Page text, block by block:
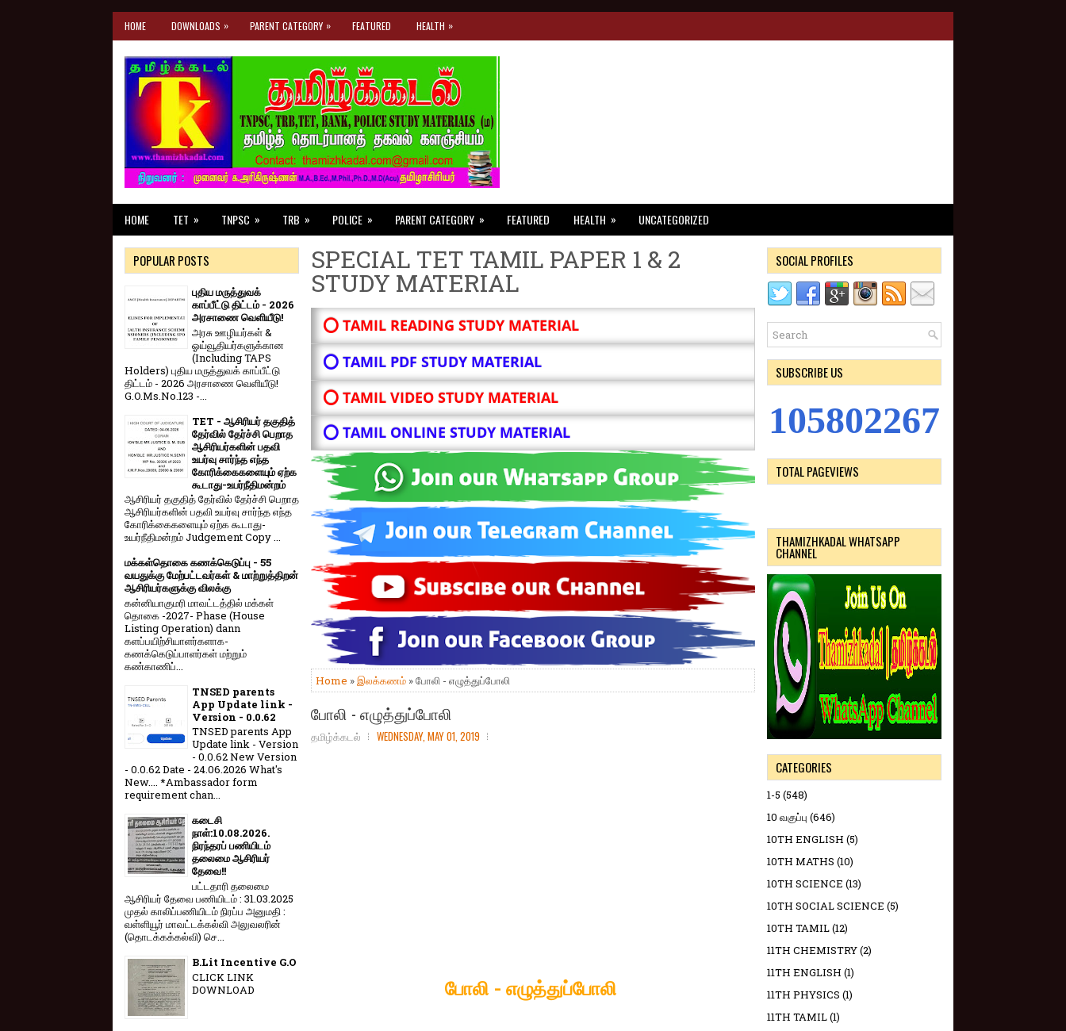
HOME DOWNLOADS » PARENT CATEGORY » FEATURED HEALTH »
HOME TET » TNPSC » TRB » POLICE » PARENT CATEGORY » FEATURED HEALTH » UNCATEGORIZED
SPECIAL TET TAMIL PAPER 1 & 2
STUDY MATERIAL
⭕ TAMIL READING STUDY MATERIAL
⭕ TAMIL PDF STUDY MATERIAL
⭕ TAMIL VIDEO STUDY MATERIAL
⭕ TAMIL ONLINE STUDY MATERIAL
Home »இலக்கணம் » போலி - எழுத்துப்போலி
போலி - எழுத்துப்போலி
தமிழ்க்கடல் WEDNESDAY, MAY 01, 2019
போலி - எழுத்துப்போலி
POPULAR POSTS
புதிய மருத்துவக்
காப்பீட்டு திட்டம் - 2026
அரசாணை வெளியீடு!
அரசு ஊழியர்கள் &
ஓய்வூதியர்களுக்கான
(Including TAPS
Holders) புதிய மருத்துவக் காப்பீட்டு
திட்டம் - 2026 அரசாணை வெளியீடு!
G.O.Ms.No.123 -...
TET - ஆசிரியர் தகுதித்
தேர்வில் தேர்ச்சி பெறாத
ஆசிரியர்களின் பதவி
உயர்வு சார்ந்த எந்த
கோரிக்கைகளையும் ஏற்க
கூடாது-உயர்நீதிமன்றம்
ஆசிரியர் தகுதித் தேர்வில் தேர்ச்சி பெறாத
ஆசிரியர்களின் பதவி உயர்வு சார்ந்த எந்த
கோரிக்கைகளையும் ஏற்க கூடாது-
உயர்நீதிமன்றம் Judgement Copy ...
மக்கள்தொகை கணக்கெடுப்பு - 55
வயதுக்கு மேற்பட்டவர்கள் & மாற்றுத்திறன்
ஆசிரியர்களுக்கு விலக்கு
கன்னியாகுமரி மாவட்டத்தில் மக்கள்
தொகை -2027- Phase (House
Listing Operation) dann
களப்பயிற்சியாளர்களாக-
கணக்கெடுப்பாளர்கள் மற்றும்
கண்காணிப்...
TNSED parents
App Update link -
Version - 0.0.62
TNSED parents App
Update link - Version
- 0.0.62 New Version
- 0.0.62 Date - 24.06.2026 What's
New.... *Ambassador form
requirement chan...
கடைசி
நாள்:10.08.2026.
நிரந்தரப் பணியிடம்
தலைமை ஆசிரியர்
தேவை!!
பட்டதாரி தலைமை
ஆசிரியர் தேவை பணியிடம் : 31.03.2025
முதல் காலிப்பணியிடம் நிரப்ப அனுமதி :
வள்ளியூர் மாவட்டக்கல்வி அலுவலரின்
(தொடக்கக்கல்வி) செ...
B.Lit Incentive G.O
CLICK LINK
DOWNLOAD
SOCIAL PROFILES
SUBSCRIBE US
105802267
TOTAL PAGEVIEWS
THAMIZHKADAL WHATSAPP
CHANNEL
CATEGORIES
1-5 (548)
10 வகுப்பு (646)
10TH ENGLISH (5)
10TH MATHS (10)
10TH SCIENCE (13)
10TH SOCIAL SCIENCE (5)
10TH TAMIL(12)
11TH CHEMISTRY(2)
11TH ENGLISH (1)
11TH PHYSICS (1)
11TH TAMIL(1)